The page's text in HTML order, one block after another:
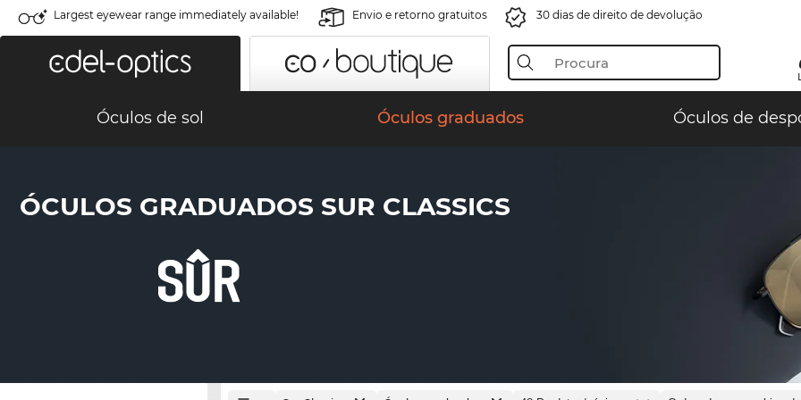
Largest eyewear range immediately available! Envio e retorno gratuitos 30 dias de direito de devolução
Óculos de sol Óculos graduados Óculos de
ÓCULOS GRADUADOS SUR CLASSICS